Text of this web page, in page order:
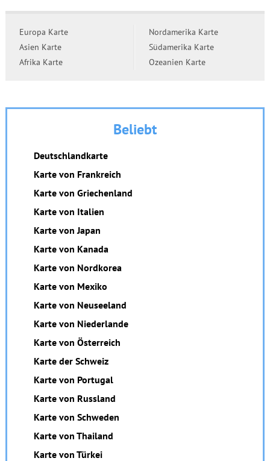
Europa Karte
Asien Karte
Afrika Karte
Nordamerika Karte
Südamerika Karte
Ozeanien Karte
Beliebt
Deutschlandkarte
Karte von Frankreich
Karte von Griechenland
Karte von Italien
Karte von Japan
Karte von Kanada
Karte von Nordkorea
Karte von Mexiko
Karte von Neuseeland
Karte von Niederlande
Karte von Österreich
Karte der Schweiz
Karte von Portugal
Karte von Russland
Karte von Schweden
Karte von Thailand
Karte von Türkei